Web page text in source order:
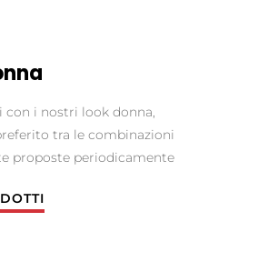
con i nostri look donna,
tra le combinazioni
proposte periodicamente